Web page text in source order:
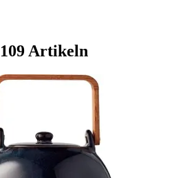
Artikeln